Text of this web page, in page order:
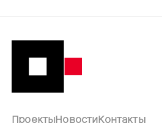
ПроектыНовостиКонтакты